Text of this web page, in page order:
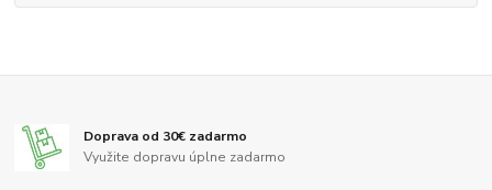
Doprava od 30€ zadarmo
Využite dopravu úplne zadarmo